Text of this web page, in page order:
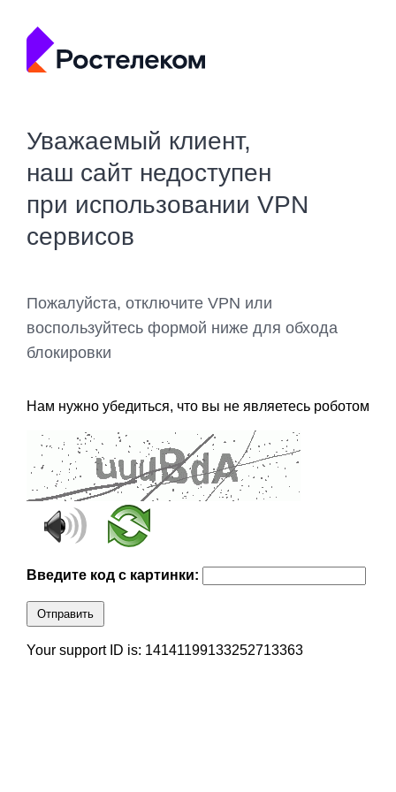
Уважаемый клиент,
наш сайт недоступен
при использовании VPN
сервисов
Пожалуйста, отключите VPN или
воспользуйтесь формой ниже для обхода
блокировки
Нам нужно убедиться, что вы не являетесь роботом
Введите код с картинки:
Отправить
Your support ID is: 14141199133252713363